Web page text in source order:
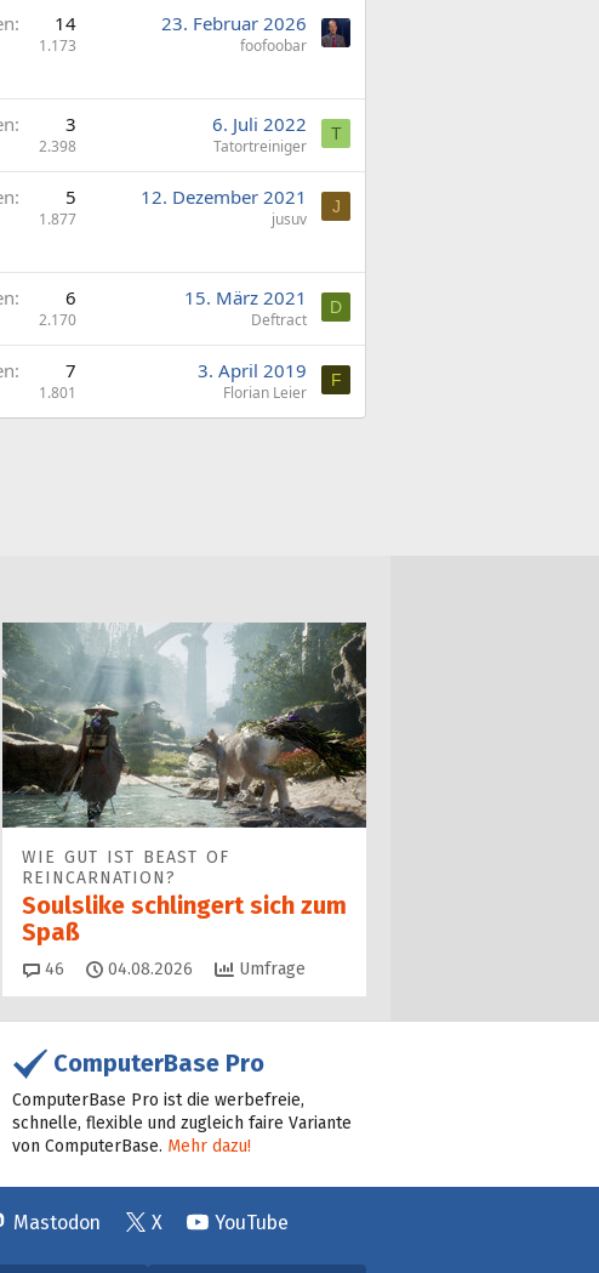
14
1.173
23. Februar 2026
foofoobar
3
2.398
6. Juli 2022
Tatortreiniger
T
5
1.877
12. Dezember 2021
jusuv
J
6
2.170
15. März 2021
Deftract
D
7
1.801
3. April 2019
Florian Leier
F
WIE GUT IST BEAST OF
REINCARNATION?
Soulslike schlingert sich zum
Spaß
46 Kommentare
04.08.2026 Umfrage
ComputerBase Pro
ComputerBase Pro ist die werbefreie,
schnelle, flexible und zugleich faire Variante
von ComputerBase. Mehr dazu!
Mastodon X YouTube